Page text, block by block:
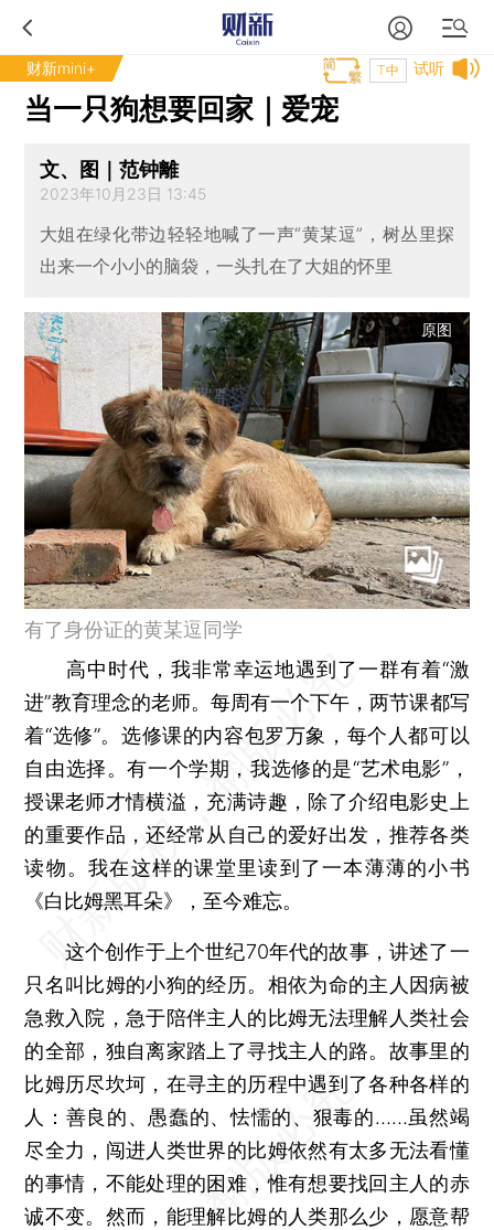
财新mini+ 试听
T中
当一只狗想要回家｜爱宠
文、图｜范钟離
2023年10月23日 13:45
大姐在绿化带边轻轻地喊了一声“黄某逗”，树丛里探
出来一个小小的脑袋，一头扎在了大姐的怀里
原图
有了身份证的黄某逗同学
高中时代，我非常幸运地遇到了一群有着“激
进”教育理念的老师。每周有一个下午，两节课都写
着“选修”。选修课的内容包罗万象，每个人都可以
自由选择。有一个学期，我选修的是“艺术电影”，
授课老师才情横溢，充满诗趣，除了介绍电影史上
的重要作品，还经常从自己的爱好出发，推荐各类
读物。我在这样的课堂里读到了一本薄薄的小书
《白比姆黑耳朵》，至今难忘。
这个创作于上个世纪70年代的故事，讲述了一
只名叫比姆的小狗的经历。相依为命的主人因病被
急救入院，急于陪伴主人的比姆无法理解人类社会
的全部，独自离家踏上了寻找主人的路。故事里的
比姆历尽坎坷，在寻主的历程中遇到了各种各样的
人：善良的、愚蠢的、怯懦的、狠毒的……虽然竭
尽全力，闯进人类世界的比姆依然有太多无法看懂
的事情，不能处理的困难，惟有想要找回主人的赤
诚不变。然而，能理解比姆的人类那么少，愿意帮